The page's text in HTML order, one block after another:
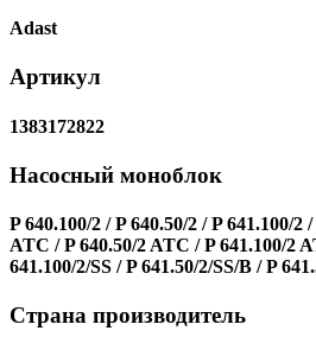
Adast
Артикул
1383172822
Насосный моноблок
P 640.100/2 / P 640.50/2 / P 641.100/2
ATC / P 640.50/2 ATC / P 641.100/2
641.100/2/SS / P 641.50/2/SS/B / P
Страна производитель